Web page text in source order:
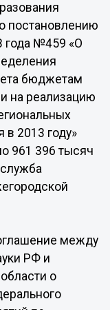
постановлению
года №459 «О
бюджетам
на реализацию
в 2013 году»
961 396 тысяч
между
РФ и
о